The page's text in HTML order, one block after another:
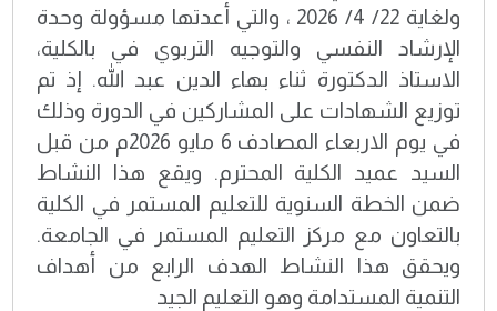
ولغاية 22/ 4/ 2026 ، والتي أعدتها مسؤولة وحدة
الإرشاد النفسي والتوجيه التربوي في بالكلية،
الاستاذ الدكتورة ثناء بهاء الدين عبد الله. إذ تم
توزيع الشهادات على المشاركين في الدورة وذلك
في يوم الاربعاء المصادف 6 مايو 2026م من قبل
السيد عميد الكلية المحترم. ويقع هذا النشاط
ضمن الخطة السنوية للتعليم المستمر في الكلية
بالتعاون مع مركز التعليم المستمر في الجامعة.
ويحقق هذا النشاط الهدف الرابع من أهداف
التنمية المستدامة وهو التعليم الجيد